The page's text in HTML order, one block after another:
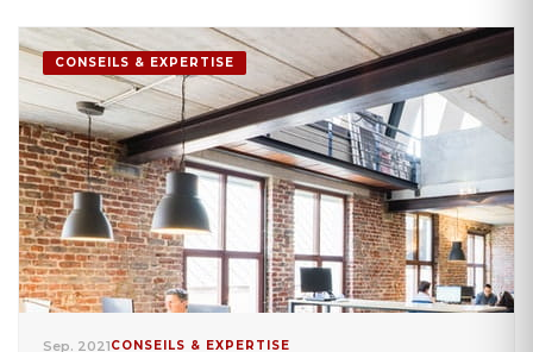
CONSEILS & EXPERTISE
Sep. 2021CONSEILS & EXPERTISE